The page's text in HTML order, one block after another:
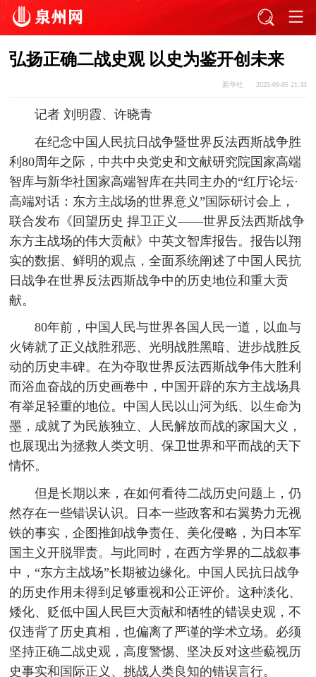
弘扬正确二战史观 以史为鉴开创未来
新华社 2025-09-05 21:33
记者 刘明霞、许晓青
在纪念中国人民抗日战争暨世界反法西斯战争胜
利80周年之际，中共中央党史和文献研究院国家高端
智库与新华社国家高端智库在共同主办的“红厅论坛·
高端对话：东方主战场的世界意义”国际研讨会上，
联合发布《回望历史 捍卫正义——世界反法西斯战争
东方主战场的伟大贡献》中英文智库报告。报告以翔
实的数据、鲜明的观点，全面系统阐述了中国人民抗
日战争在世界反法西斯战争中的历史地位和重大贡
献。
80年前，中国人民与世界各国人民一道，以血与
火铸就了正义战胜邪恶、光明战胜黑暗、进步战胜反
动的历史丰碑。在为夺取世界反法西斯战争伟大胜利
而浴血奋战的历史画卷中，中国开辟的东方主战场具
有举足轻重的地位。中国人民以山河为纸、以生命为
墨，成就了为民族独立、人民解放而战的家国大义，
也展现出为拯救人类文明、保卫世界和平而战的天下
情怀。
但是长期以来，在如何看待二战历史问题上，仍
然存在一些错误认识。日本一些政客和右翼势力无视
铁的事实，企图推卸战争责任、美化侵略，为日本军
国主义开脱罪责。与此同时，在西方学界的二战叙事
中，“东方主战场”长期被边缘化。中国人民抗日战争
的历史作用未得到足够重视和公正评价。这种淡化、
矮化、贬低中国人民巨大贡献和牺牲的错误史观，不
仅违背了历史真相，也偏离了严谨的学术立场。必须
坚持正确二战史观，高度警惕、坚决反对这些藐视历
史事实和国际正义、挑战人类良知的错误言行。